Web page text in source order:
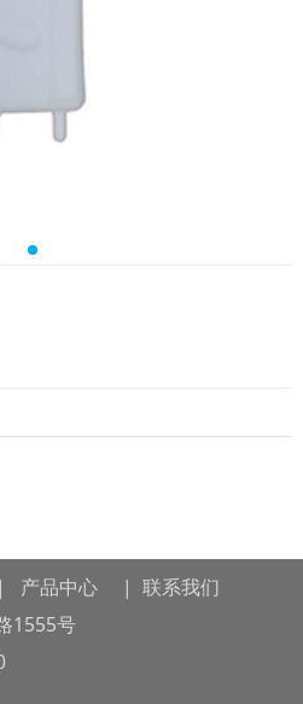
产品中心 | 联系我们
1555号